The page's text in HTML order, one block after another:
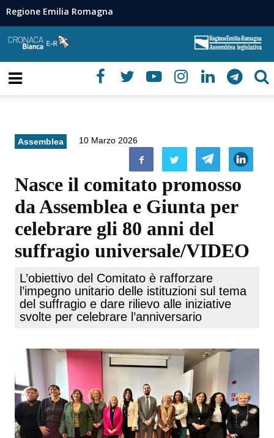
Regione Emilia Romagna
Assemblea 10 Marzo 2026
Nasce il comitato promosso
da Assemblea e Giunta per
celebrare gli 80 anni del
suffragio universale/VIDEO
L’obiettivo del Comitato è rafforzare
l’impegno unitario delle istituzioni sul tema
del suffragio e dare rilievo alle iniziative
svolte per celebrare l’anniversario